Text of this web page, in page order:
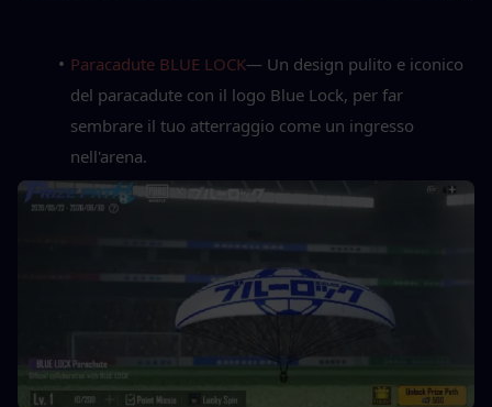
Paracadute BLUE LOCK— Un design pulito e iconico
del paracadute con il logo Blue Lock, per far
sembrare il tuo atterraggio come un ingresso
nell'arena.